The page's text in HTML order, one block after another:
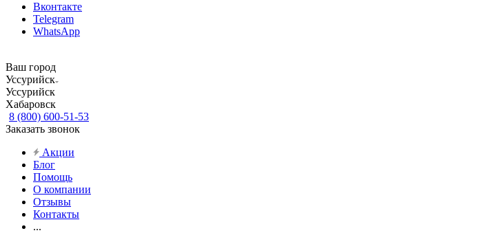
Вконтакте
Telegram
WhatsApp
Ваш город
Уссурийск
Уссурийск
Хабаровск
8 (800) 600-51-53
Заказать звонок
Акции
Блог
Помощь
О компании
Отзывы
Контакты
...